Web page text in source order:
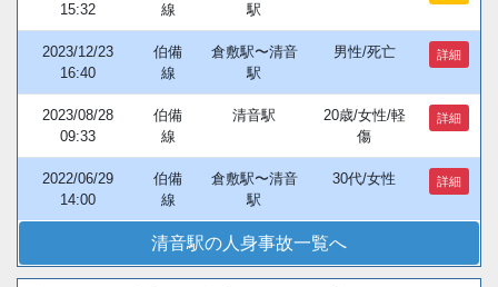
15:32
線
駅
2023/12/23
16:40
伯備
線
倉敷駅〜清音
駅
男性/死亡 詳細
2023/08/28
09:33
伯備
線
清音駅
20歳/女性/軽
傷
詳細
2022/06/29
14:00
伯備
線
倉敷駅〜清音
駅
30代/女性 詳細
清音駅の人身事故一覧へ